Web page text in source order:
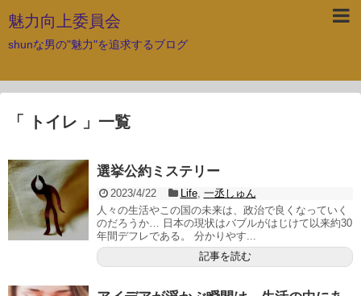
魅力向上委員会
shunな男の"魅力"を追求するブログ
「 トイレ 」一覧
選挙公約ミステリー
2023/4/22 Life, 一丞しゅん
人々の生活やこの国の未来は、政治で良くなっていく
のだろうか… 日本の現状はバブルがはじけて以来約30
年間デフレである。 分かりやす...
記事を読む